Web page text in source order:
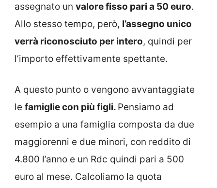
assegnato un valore fisso pari a 50 euro.
Allo stesso tempo, però, l’assegno unico
verrà riconosciuto per intero, quindi per
l’importo effettivamente spettante.
A questo punto o vengono avvantaggiate
le famiglie con più figli. Pensiamo ad
esempio a una famiglia composta da due
maggiorenni e due minori, con reddito di
4.800 l’anno e un Rdc quindi pari a 500
euro al mese. Calcoliamo la quota